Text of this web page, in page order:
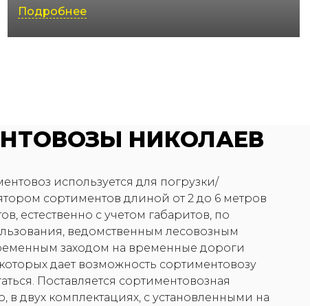
Подробнее
НИКОЛАЕВ
используется для погрузки/
сортиментов длиной от 2 до 6 метров
естественно с учетом габаритов, по
ведомственным лесовозным
заходом на временные дороги
дает возможность сортиментовозу
Поставляется сортиментовозная
в двух комплектациях, с установленными на